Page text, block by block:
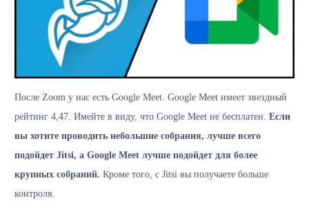
После Zoom у нас есть Google Meet. Google Meet имеет звездный
рейтинг 4,47. Имейте в виду, что Google Meet не бесплатен. Если
вы хотите проводить небольшие собрания, лучше всего
подойдет Jitsi, а Google Meet лучше подойдет для более
крупных собраний. Кроме того, с Jitsi вы получаете больше
контроля.